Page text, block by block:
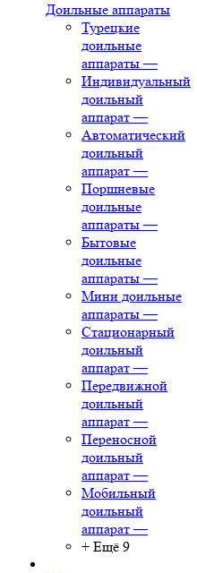
Доильные аппараты
Турецкие
доильные
аппараты —
Индивидуальный
доильный
аппарат —
Автоматический
доильный
аппарат —
Поршневые
доильные
аппараты —
Бытовые
доильные
аппараты —
Мини доильные
аппараты —
Стационарный
доильный
аппарат —
Передвижной
доильный
аппарат —
Переносной
доильный
аппарат —
Мобильный
доильный
аппарат —
+ Ещё 9